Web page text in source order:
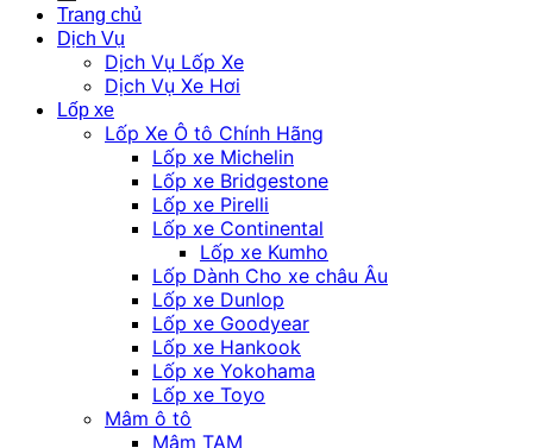
Trang chủ
Dịch Vụ
Dịch Vụ Lốp Xe
Dịch Vụ Xe Hơi
Lốp xe
Lốp Xe Ô tô Chính Hãng
Lốp xe Michelin
Lốp xe Bridgestone
Lốp xe Pirelli
Lốp xe Continental
Lốp xe Kumho
Lốp Dành Cho xe châu Âu
Lốp xe Dunlop
Lốp xe Goodyear
Lốp xe Hankook
Lốp xe Yokohama
Lốp xe Toyo
Mâm ô tô
Mâm TAM